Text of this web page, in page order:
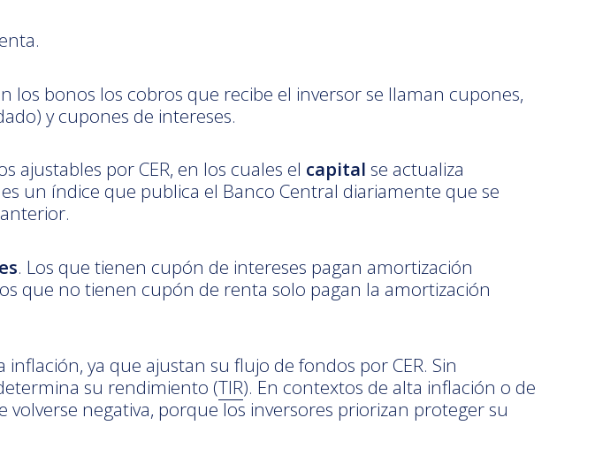
los bonos los cobros que recibe el inversor se llaman cupones,
y cupones de intereses.
por CER, en los cuales el capital se actualiza
un índice que publica el Banco Central diariamente que se
. Los que tienen cupón de intereses pagan amortización
que no tienen cupón de renta solo pagan la amortización
ya que ajustan su flujo de fondos por CER. Sin
su rendimiento (TIR). En contextos de alta inflación o de
negativa, porque los inversores priorizan proteger su